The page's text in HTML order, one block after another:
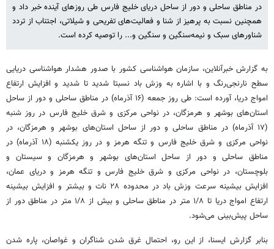
در مناطق ساحلی و دور از ساحل دریای خلیج فارس طی روزهای آینده خبر داد و
همچنین نسبت به پرهیز از شنا و فعالیت‌های تفریحی و شیلاتی، اجتناب از تردد
شناورهای سبک و نیمه‌سنگین و سنگین و... را توصیه کرده است.
به گزارش خبرآنلاین، سازمان هواشناسی کشور با صدور هشدار هواشناسی دریایی
سطح نارنجی‌رنگ و با اشاره به وزش باد نسبتا شدید تا شدید و افزایش ارتفاع
امواج دریا، آورده است: طی روز جمعه (۱۶ آذرماه) در مناطق ساحلی و دور از ساحل
استان‌های بوشهر و هرمزگان، در نواحی مرکزی و شرق خلیج فارس در روز شنبه
(۱۷ آذرماه) در مناطق ساحلی و دور از ساحل استان‌های بوشهر و هرمزگان، در
نواحی مرکزی و شرق خلیج فارس و تنگه هرمز و در روز یکشنبه (۱۸ آذرماه) در
مناطق ساحلی و دور از ساحل استان‌های بوشهر و هرمزگان و سیستان و
بلوچستان، در نواحی مرکزی و شرق خلیج فارس و تنگه هرمز و دریای عمان،
افزایش بیشینه سرعت وزش باد در محدوده ۲۸ نات و بیشتر و افزایش بیشینه
ارتفاع امواج دریا تا ۱/۸ متر در مناطق ساحلی و بیش از ۱/۸ متر در مناطق دور از
ساحل پیش‌بینی می‌شود.
بنابر گزارش ایسنا، از این رو، احتمال غرق شدن شناگران و غواصان، پاره شدن